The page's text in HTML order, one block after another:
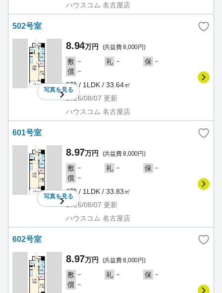
ハウスコム 名古屋店
502号室
写真を見る
8.94万円 (共益費 8,000円)
敷 － 礼 － 保 －
償 －
5階 / 1LDK / 33.64㎡
2026/08/07 更新
ハウスコム 名古屋店
601号室
写真を見る
8.97万円 (共益費 8,000円)
敷 － 礼 － 保 －
償 －
6階 / 1LDK / 33.83㎡
2026/08/07 更新
ハウスコム 名古屋店
602号室
8.97万円 (共益費 8,000円)
敷 － 礼 － 保 －
償 －